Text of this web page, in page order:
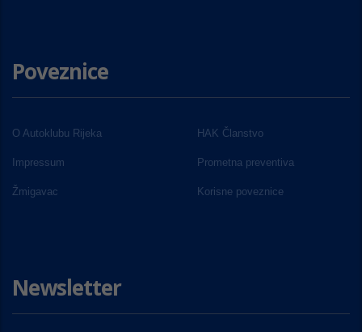
Poveznice
O Autoklubu Rijeka HAK Članstvo
Impressum Prometna preventiva
Žmigavac Korisne poveznice
Newsletter